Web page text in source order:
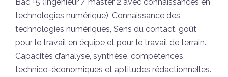
technologies numérique), Connaissance des
technologies numériques, Sens du contact, goût
pour le travail en équipe et pour le travail de terrain.
Capacités d’analyse, synthèse, compétences
technico-économiques et aptitudes rédactionnelles.